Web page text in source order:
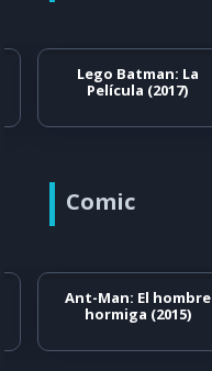
Lego Batman: La
Película (2017)
Comic
Ant-Man: El hombre
hormiga (2015)